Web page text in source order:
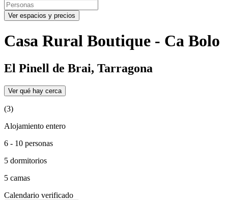
Ver espacios y precios
Casa Rural Boutique - Ca Bolo
El Pinell de Brai, Tarragona
Ver qué hay cerca
(3)
Alojamiento entero
6 - 10 personas
5 dormitorios
5 camas
Calendario verificado